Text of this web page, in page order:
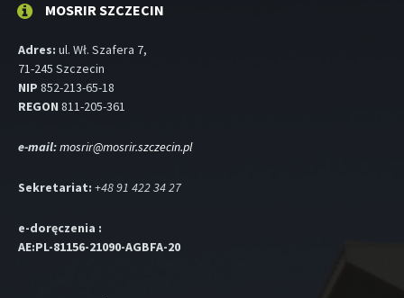
MOSRIR SZCZECIN
Adres: ul. Wł. Szafera 7,
71-245 Szczecin
NIP 852-213-65-18
REGON 811-205-361
e-mail:mosrir@mosrir.szczecin.pl
Sekretariat: +48 91 422 34 27
e-doręczenia :
AE:PL-81156-21090-AGBFA-20